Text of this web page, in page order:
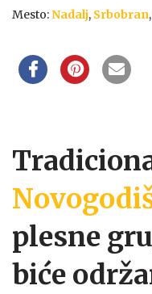
Mesto:Nadalj, Srbobran,
plesne
biće